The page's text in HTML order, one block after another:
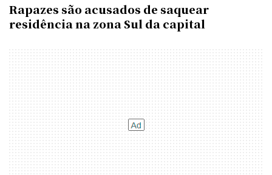
Rapazes são acusados de saquear
residência na zona Sul da capital